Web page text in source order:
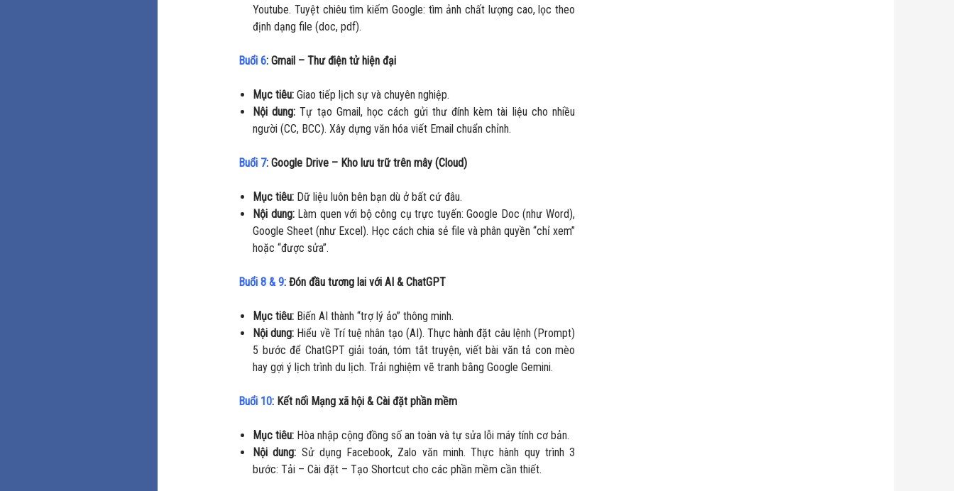
Youtube. Tuyệt chiêu tìm kiếm Google: tìm ảnh chất lượng cao, lọc theo
định dạng file (doc, pdf).
Buổi 6: Gmail – Thư điện tử hiện đại
Mục tiêu: Giao tiếp lịch sự và chuyên nghiệp.
Nội dung: Tự tạo Gmail, học cách gửi thư đính kèm tài liệu cho nhiều
người (CC, BCC). Xây dựng văn hóa viết Email chuẩn chỉnh.
Buổi 7: Google Drive – Kho lưu trữ trên mây (Cloud)
Mục tiêu: Dữ liệu luôn bên bạn dù ở bất cứ đâu.
Nội dung:Làm quen với bộ công cụ trực tuyến: Google Doc (như Word),
Google Sheet (như Excel). Học cách chia sẻ file và phân quyền “chỉ xem”
hoặc “được sửa”.
Buổi 8 & 9: Đón đầu tương lai với AI & ChatGPT
Mục tiêu: Biến AI thành “trợ lý ảo” thông minh.
Nội dung: Hiểu về Trí tuệ nhân tạo (AI). Thực hành đặt câu lệnh (Prompt)
5 bước để ChatGPT giải toán, tóm tắt truyện, viết bài văn tả con mèo
hay gợi ý lịch trình du lịch. Trải nghiệm vẽ tranh bằng Google Gemini.
Buổi 10: Kết nối Mạng xã hội & Cài đặt phần mềm
Mục tiêu: Hòa nhập cộng đồng số an toàn và tự sửa lỗi máy tính cơ bản.
Nội dung: Sử dụng Facebook, Zalo văn minh. Thực hành quy trình 3
bước: Tải – Cài đặt – Tạo Shortcut cho các phần mềm cần thiết.